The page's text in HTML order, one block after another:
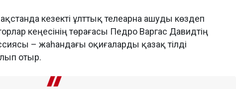
кезекті ұлттық телеарна ашуды көздеп
кеңесінің төрағасы Педро Варгас Давидтің
– жаһандағы оқиғаларды қазақ тілді
отыр.